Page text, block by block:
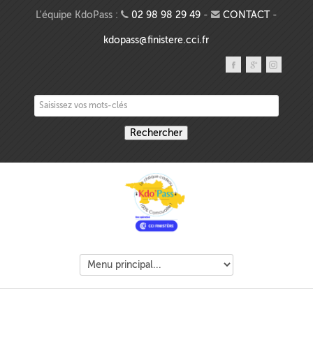
Aller au contenu principal
L'équipe KdoPass : 02 98 98 29 49- CONTACT-
kdopass@finistere.cci.fr
Saisissez vos mots-clés